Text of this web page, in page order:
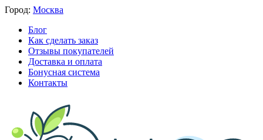
Город: Москва
Блог
Как сделать заказ
Отзывы покупателей
Доставка и оплата
Бонусная система
Контакты